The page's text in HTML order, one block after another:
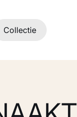
Collectie